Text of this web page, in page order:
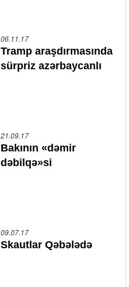
06.11.17
Tramp araşdırmasında
sürpriz azərbaycanlı
21.09.17
Bakının «dəmir
dəbilqə»si
09.07.17
Skautlar Qəbələdə